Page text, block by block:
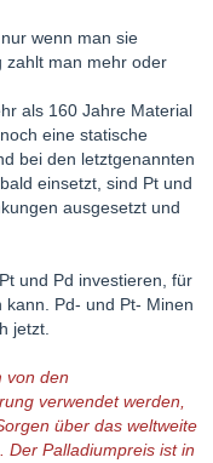
wenn man sie
zahlt man mehr oder
als 160 Jahre Material
eine statische
bei den letztgenannten
einsetzt, sind Pt und
ausgesetzt und
und Pd investieren, für
kann. Pd- und Pt- Minen
jetzt.
von den
verwendet werden,
über das weltweite
Der Palladiumpreis ist in